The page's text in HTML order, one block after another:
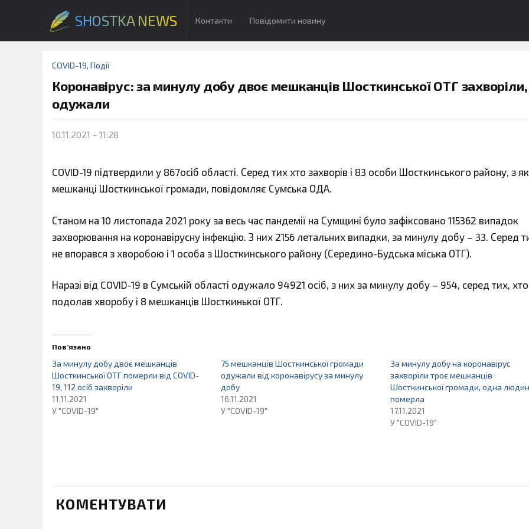
SHOSTKA NEWS Контакти Повідомити новину
COVID-19, Події
Коронавірус: за минулу добу двоє мешканців Шосткинської ОТГ
одужали
10.11.2021 - 11:28
COVID-19 підтвердили у 867осіб області. Серед тих хто захворів і 83 особи Шосткинського району, з
мешканці Шосткинської громади, повідомляє Сумська ОДА.
Станом на 10 листопада 2021 року за весь час пандемії на Сумщині було зафіксовано 115362 випадок
захворювання на коронавірусну інфекцію. З них 2156 летальних випадки, за минулу добу – 33. Серед
не впорався з хворобою і 1 особа з Шосткинського району (Середино-Будська міська ОТГ).
Наразі від COVID-19 в Сумській області одужало 94921 осіб, з них за минулу добу – 954, серед тих, хто
подолав хворобу і 8 мешканців Шосткинької ОТГ.
Пов’язано
За минулу добу двоє мешканців
Шосткинської ОТГ померли від COVID-
19, 112 осіб захворіли
11.11.2021
У "COVID-19"
75 мешканців Шосткинської громади
одужали від коронавірусу за минулу
добу
16.11.2021
У "COVID-19"
За минулу добу на коронавірус
захворіли троє мешканців
Шосткинської громади, одна
померла
17.11.2021
У "COVID-19"
КОМЕНТУВАТИ